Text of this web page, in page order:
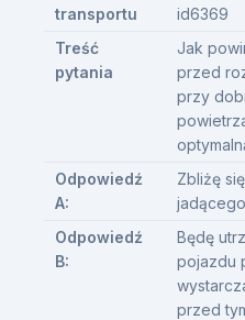
transportu
id6369
Treść
pytania
Jak
przed
przy
Odpowiedź
A:
Zbliżę
Odpowiedź
B:
Będę
pojazdu
przed